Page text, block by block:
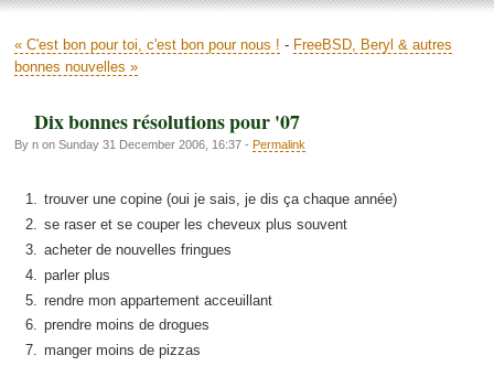
« C'est bon pour toi, c'est bon pour nous ! - FreeBSD, Beryl & autres
bonnes nouvelles »
Dix bonnes résolutions pour '07
By n on Sunday 31 December 2006, 16:37 - Permalink
trouver une copine (oui je sais, je dis ça chaque année)
se raser et se couper les cheveux plus souvent
acheter de nouvelles fringues
parler plus
rendre mon appartement acceuillant
prendre moins de drogues
manger moins de pizzas